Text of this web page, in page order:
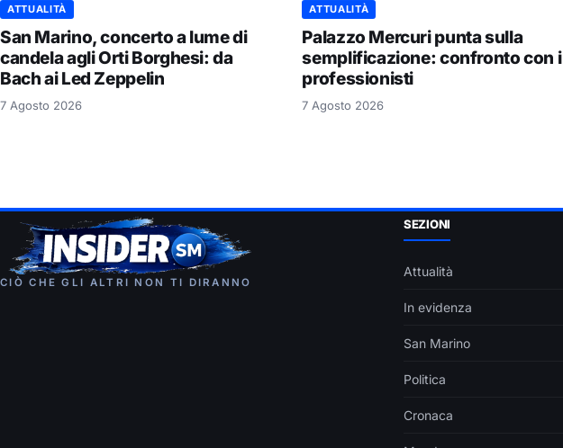
ATTUALITÀ
San Marino, concerto a lume di
candela agli Orti Borghesi: da
Bach ai Led Zeppelin
7 Agosto 2026
ATTUALITÀ
Palazzo Mercuri punta sulla
semplificazione: confronto con i
professionisti
7 Agosto 2026
CIÒ CHE GLI ALTRI NON TI DIRANNO
SEZIONI
Attualità
In evidenza
San Marino
Politica
Cronaca